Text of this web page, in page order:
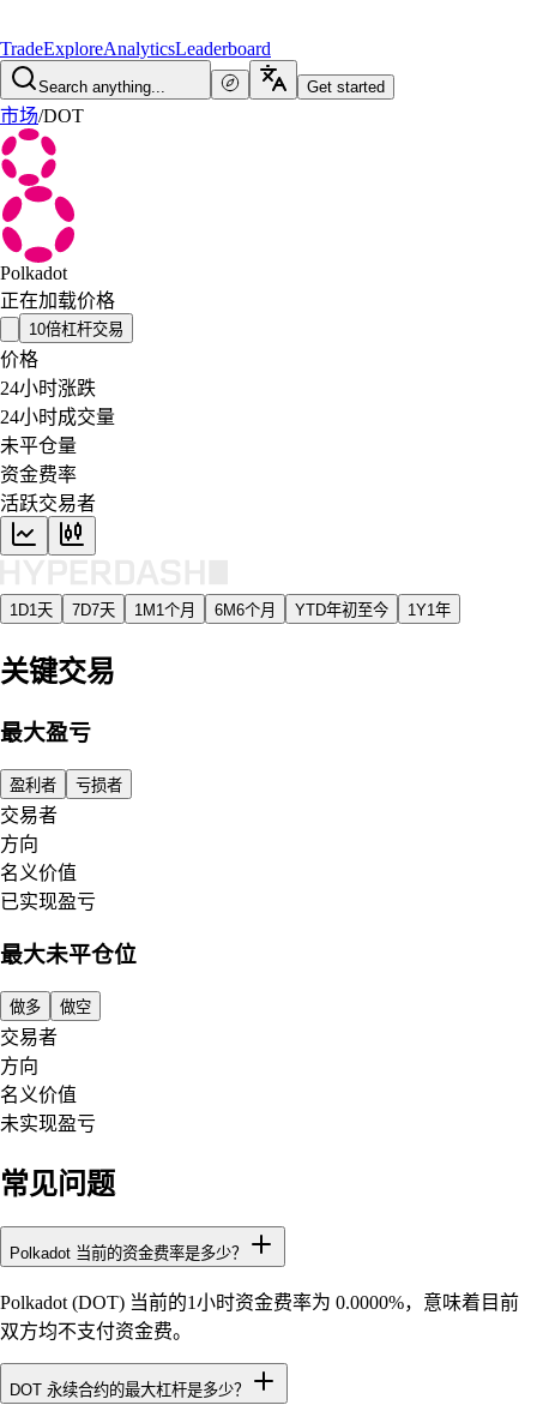
TradeExploreAnalyticsLeaderboard
Search anything... Get started
市场/DOT
Polkadot
正在加载价格
10倍杠杆交易
价格
24小时涨跌
24小时成交量
未平仓量
资金费率
活跃交易者
1D1天 7D7天 1M 1个月 6M6个月 YTD年初至今 1Y1年
关键交易
最大盈亏
盈利者 亏损者
交易者
方向
名义价值
已实现盈亏
最大未平仓位
做多 做空
交易者
方向
名义价值
未实现盈亏
常见问题
Polkadot 当前的资金费率是多少？
Polkadot (DOT) 当前的1小时资金费率为 0.0000%，意味着目前
双方均不支付资金费。
DOT 永续合约的最大杠杆是多少？